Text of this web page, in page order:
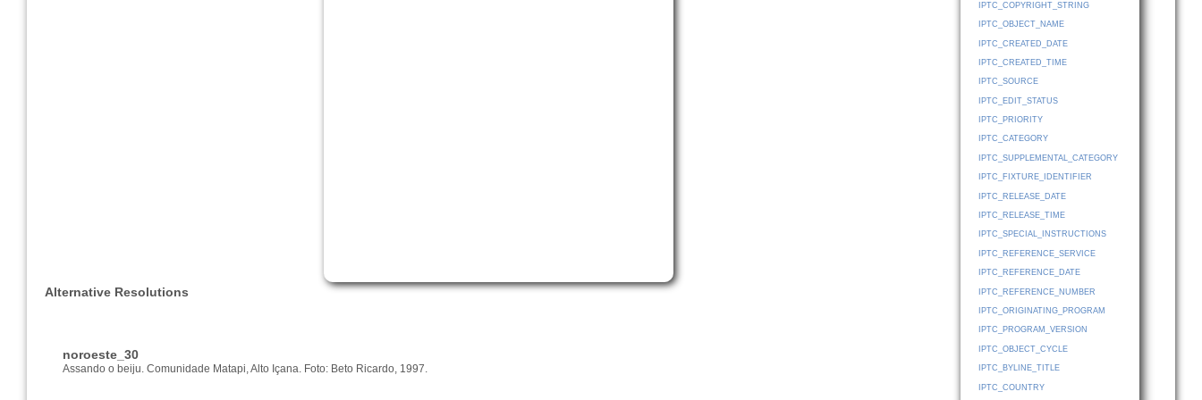
Alternative Resolutions
noroeste_30
Assando o beiju. Comunidade Matapi, Alto Içana. Foto: Beto Ricardo, 1997.
IPTC_COPYRIGHT_STRING
IPTC_OBJECT_NAME
IPTC_CREATED_DATE
IPTC_CREATED_TIME
IPTC_SOURCE
IPTC_EDIT_STATUS
IPTC_PRIORITY
IPTC_CATEGORY
IPTC_SUPPLEMENTAL_CATEGORY
IPTC_FIXTURE_IDENTIFIER
IPTC_RELEASE_DATE
IPTC_RELEASE_TIME
IPTC_SPECIAL_INSTRUCTIONS
IPTC_REFERENCE_SERVICE
IPTC_REFERENCE_DATE
IPTC_REFERENCE_NUMBER
IPTC_ORIGINATING_PROGRAM
IPTC_PROGRAM_VERSION
IPTC_OBJECT_CYCLE
IPTC_BYLINE_TITLE
IPTC_COUNTRY